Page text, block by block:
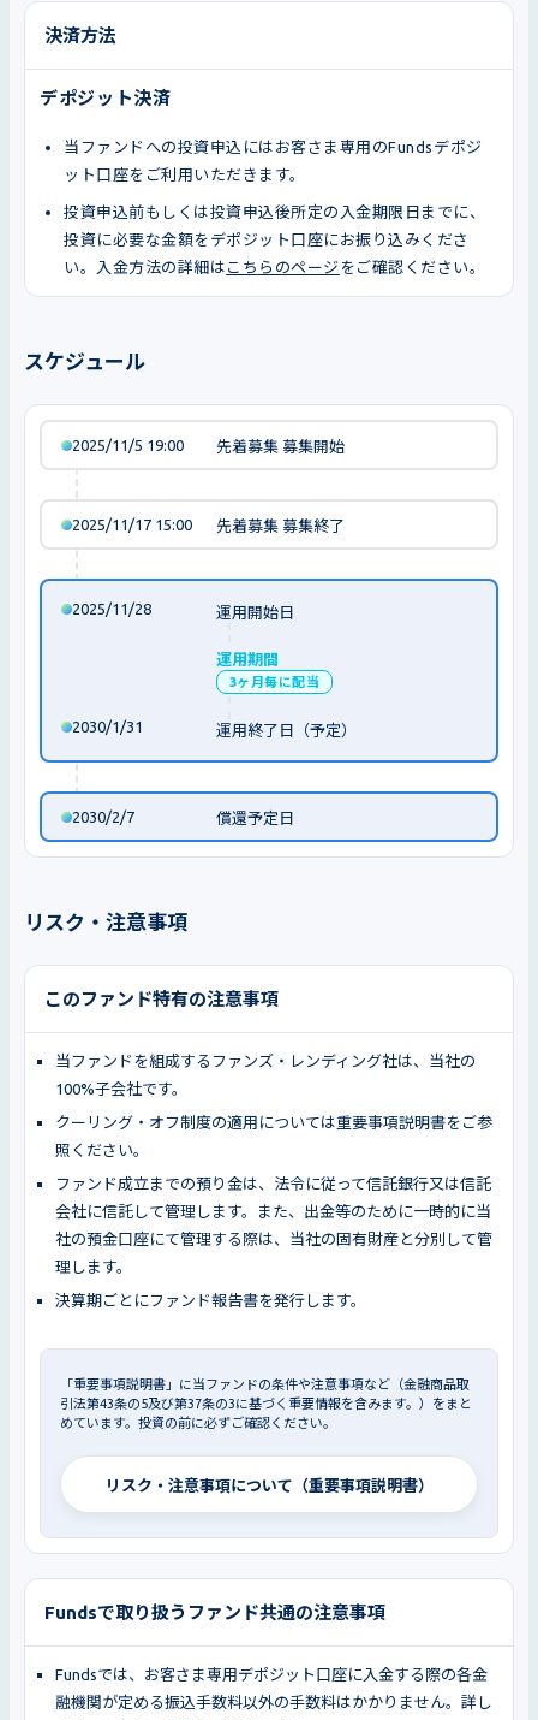
決済方法
デポジット決済
当ファンドへの投資申込にはお客さま専用のFundsデポジ
ット口座をご利用いただきます。
投資申込前もしくは投資申込後所定の入金期限日までに、
投資に必要な金額をデポジット口座にお振り込みくださ
い。入金方法の詳細は こちらのページ をご確認ください。
スケジュール
2025/11/5 19:00 先着募集 募集開始
2025/11/17 15:00 先着募集 募集終了
2025/11/28 運用開始日
運用期間
3ヶ月毎に配当
2030/1/31 運用終了日（予定）
2030/2/7 償還予定日
リスク・注意事項
このファンド特有の注意事項
当ファンドを組成するファンズ・レンディング社は、当社の
100%子会社です。
クーリング・オフ制度の適用については重要事項説明書をご参
照ください。
ファンド成立までの預り金は、法令に従って信託銀行又は信託
会社に信託して管理します。また、出金等のために一時的に当
社の預金口座にて管理する際は、当社の固有財産と分別して管
理します。
決算期ごとにファンド報告書を発行します。
「重要事項説明書」に当ファンドの条件や注意事項など（金融商品取
引法第43条の5及び第37条の3に基づく重要情報を含みます。）をまと
めています。投資の前に必ずご確認ください。
リスク・注意事項について（重要事項説明書）
Fundsで取り扱うファンド共通の注意事項
Fundsでは、お客さま専用デポジット口座に入金する際の各金
融機関が定める振込手数料以外の手数料はかかりません。詳し